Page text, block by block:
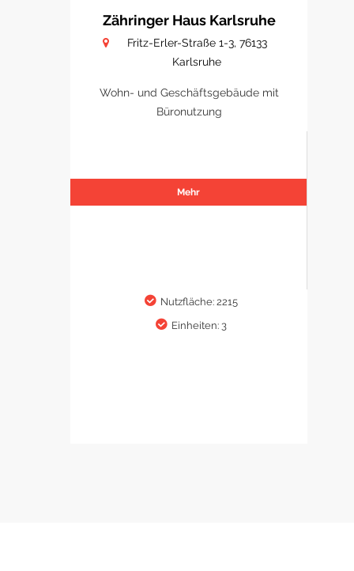
Zähringer Haus Karlsruhe
Fritz-Erler-Straße 1-3, 76133
Karlsruhe
Wohn- und Geschäftsgebäude mit
Büronutzung
Mehr
Nutzfläche: 2215
Einheiten: 3